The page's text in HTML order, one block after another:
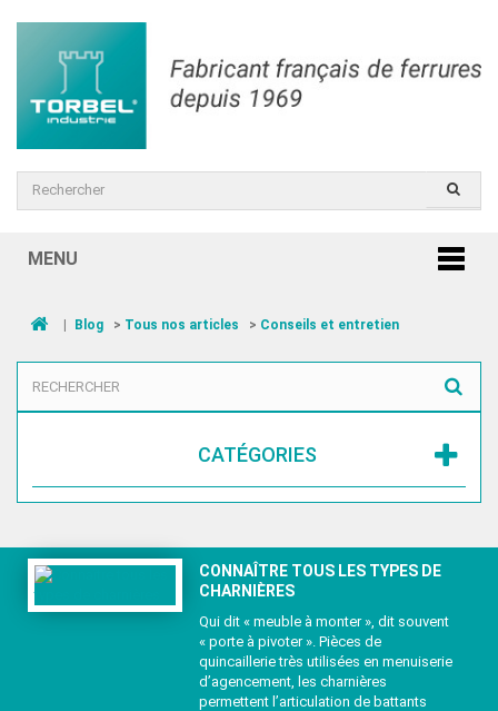
MENU
| Blog > Tous nos articles > Conseils et entretien
CATÉGORIES
CONNAÎTRE TOUS LES TYPES DE
CHARNIÈRES
Qui dit « meuble à monter », dit souvent
« porte à pivoter ». Pièces de
quincaillerie très utilisées en menuiserie
d’agencement, les charnières
permettent l’articulation de battants